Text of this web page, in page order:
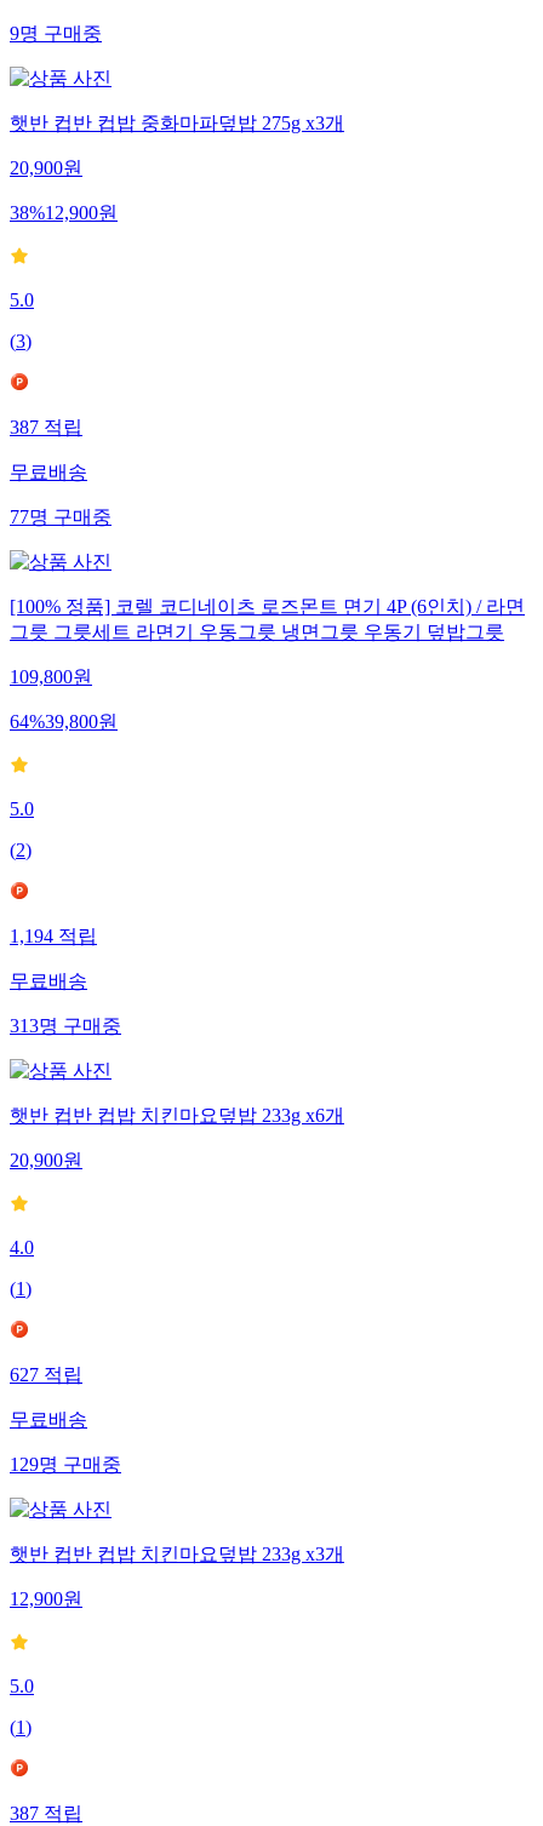
9명 구매중
햇반 컵반 컵밥 중화마파덮밥 275g x3개
20,900원
38%12,900원
5.0
(3)
387 적립
무료배송
77명 구매중
[100% 정품] 코렐 코디네이츠 로즈몬트 면기 4P (6인치) / 라면
그릇 그릇세트 라면기 우동그릇 냉면그릇 우동기 덮밥그릇
109,800원
64%39,800원
5.0
(2)
1,194 적립
무료배송
313명 구매중
햇반 컵반 컵밥 치킨마요덮밥 233g x6개
20,900원
4.0
(1)
627 적립
무료배송
129명 구매중
햇반 컵반 컵밥 치킨마요덮밥 233g x3개
12,900원
5.0
(1)
387 적립